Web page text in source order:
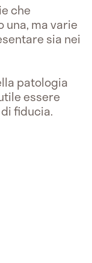
che
una, ma varie
sia nei
patologia
essere
fiducia.